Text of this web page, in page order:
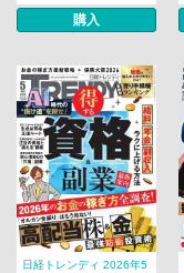
購入
日経トレンディ 2026年5